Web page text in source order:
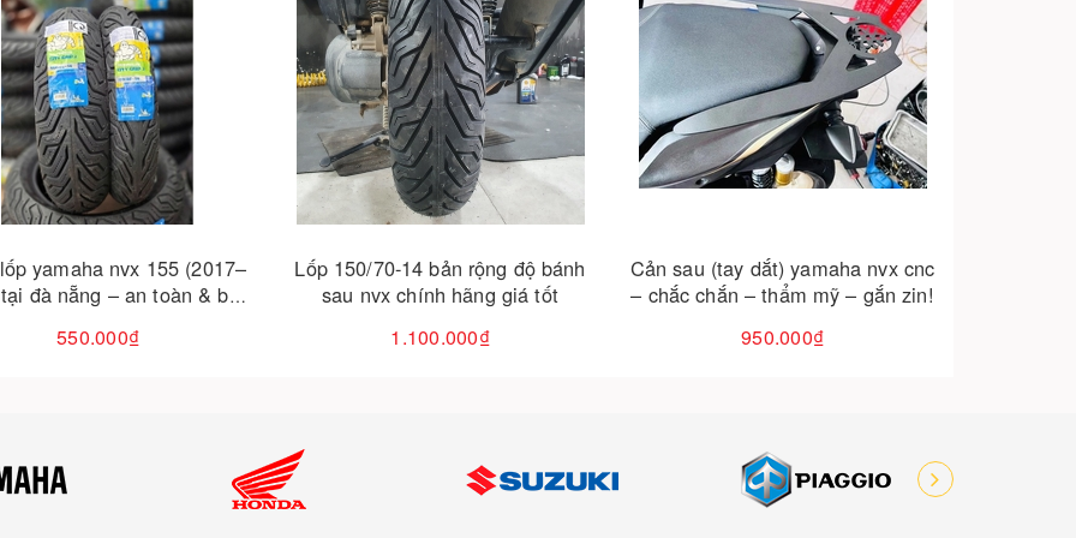
70-14 bản rộng độ bánh
nvx chính hãng giá tốt
1.100.000₫
Cho vào giỏ hàng
Cản sau (tay dắt) yamaha nvx cnc
– chắc chắn – thẩm mỹ – gắn zin!
950.000₫
Cho vào giỏ hàng
Độ full phụ kiện – đồ chơi yamaha
nvx: ngầu hơn, an toàn hơn, tiện
1.850.000₫
Cho vào giỏ hàng